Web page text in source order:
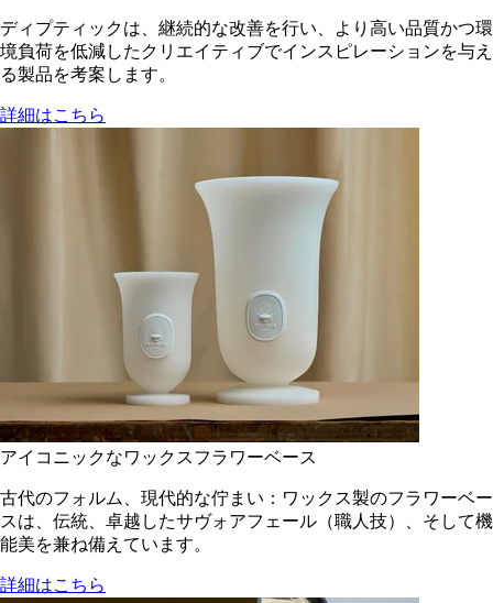
ディプティックは、継続的な改善を行い、より高い品質かつ環
境負荷を低減した​クリエイティブでインスピレーションを与え
る製品を考案します。
詳細はこちら
アイコニックなワックスフラワーベース
古代のフォルム、現代的な佇まい：ワックス製のフラワーベー
スは、伝統、卓越したサヴォアフェール（職人技）、そして機
能美を兼ね備えています。
詳細はこちら